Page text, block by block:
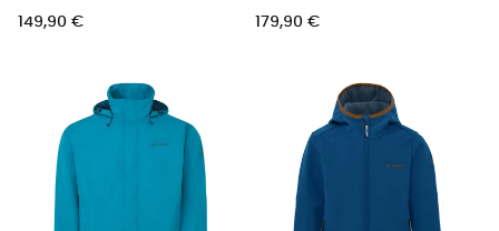
149,90 € 179,90 €